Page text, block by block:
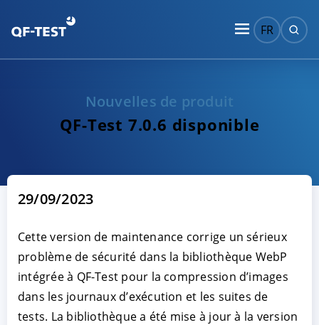
FR
Nouvelles de produit
QF-Test 7.0.6 disponible
29/09/2023
Cette version de maintenance corrige un sérieux
problème de sécurité dans la bibliothèque WebP
intégrée à QF-Test pour la compression d’images
dans les journaux d’exécution et les suites de
tests. La bibliothèque a été mise à jour à la version